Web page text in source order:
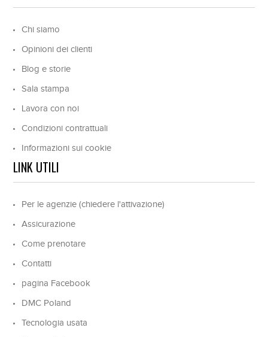
Chi siamo
Opinioni dei clienti
Blog e storie
Sala stampa
Lavora con noi
Condizioni contrattuali
Informazioni sui cookie
LINK UTILI
Per le agenzie (chiedere l'attivazione)
Assicurazione
Come prenotare
Contatti
pagina Facebook
DMC Poland
Tecnologia usata